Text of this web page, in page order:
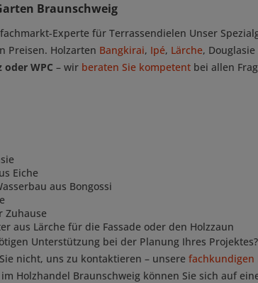
Braunschweig
Experte für Terrassendielen Unser
Preisen. Holzarten Bangkirai, Ipé, Lärche,
oder WPC – wir beraten Sie kompetent bei allen
Eiche
aus Bongossi
Zuhause
aus Lärche für die Fassade oder den Holzzaun
Unterstützung bei der Planung Ihres Projektes?
nicht, uns zu kontaktieren – unsere fachkundigen
Holzhandel Braunschweig können Sie sich auf